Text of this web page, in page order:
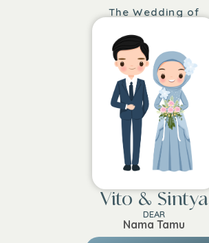
The Wedding of
Vito & Sintya
DEAR
Nama Tamu